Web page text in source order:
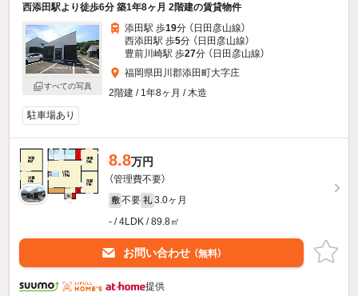
西添田駅より徒歩6分 築1年8ヶ月 2階建の賃貸物件
すべての写真
添田駅 歩19分 （日田彦山線）
西添田駅 歩5分 （日田彦山線）
豊前川崎駅 歩27分 （日田彦山線）
福岡県田川郡添田町大字庄
2階建 / 1年8ヶ月 / 木造
駐車場あり
8.8万円
（管理費不要）
敷 不要 礼 3.0ヶ月
- / 4LDK / 89.8㎡
お問い合わせ （無料）
提供